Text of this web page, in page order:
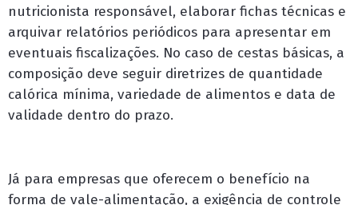
nutricionista responsável, elaborar fichas técnicas e
arquivar relatórios periódicos para apresentar em
eventuais fiscalizações. No caso de cestas básicas, a
composição deve seguir diretrizes de quantidade
calórica mínima, variedade de alimentos e data de
validade dentro do prazo.
Já para empresas que oferecem o benefício na
forma de vale-alimentação, a exigência de controle